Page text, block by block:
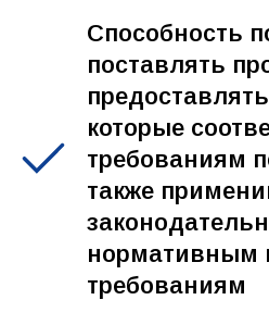
Cпособность
поставлять
которые
требованиям
также
нормативным
требованиям